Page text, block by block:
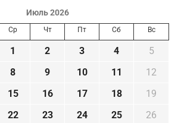
Июль 2026
Ср Чт Пт Сб Вс
1 2 3 4
5
8 9 10 11
12
15 16 17 18
19
22 23 24 25
26